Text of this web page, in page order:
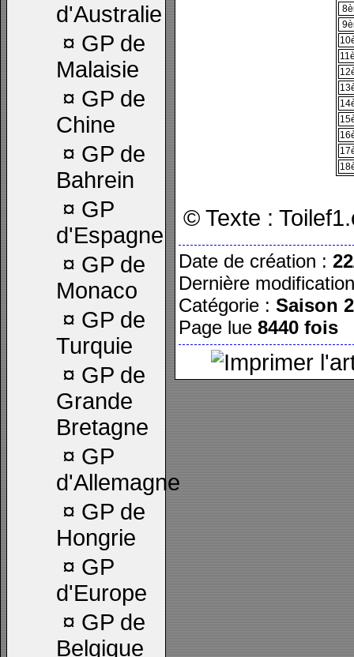
d'Australie
¤ GP de
Malaisie
¤ GP de
Chine
¤ GP de
Bahrein
¤ GP
d'Espagne
¤ GP de
Monaco
¤ GP de
Turquie
¤ GP de
Grande
Bretagne
¤ GP
d'Allemagne
¤ GP de
Hongrie
¤ GP
d'Europe
¤ GP de
Belgique
© Texte :
Date de création :
Dernière
Catégorie : Saison
Page lue 8440 fois